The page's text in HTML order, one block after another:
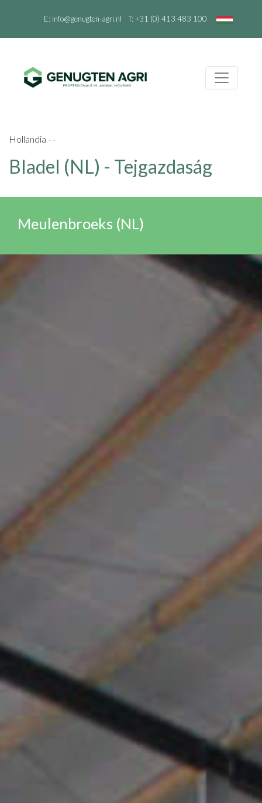
E: info@genugten-agri.nl T: +31 (0) 413 483 100
Hollandia - -
Bladel (NL) - Tejgazdaság
Meulenbroeks (NL)